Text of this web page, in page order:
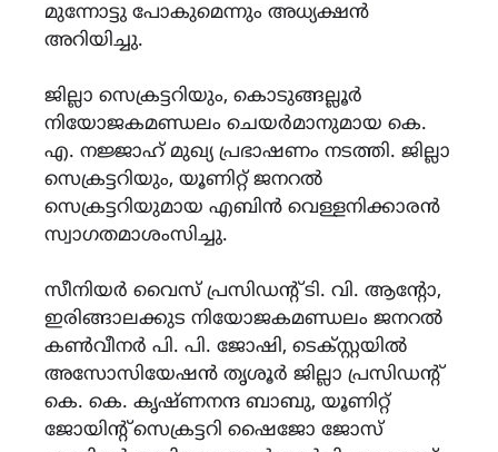
മുന്നോട്ടു പോകുമെന്നും അധ്യക്ഷൻ
അറിയിച്ചു.
ജില്ലാ സെക്രട്ടറിയും, കൊടുങ്ങല്ലൂർ
നിയോജകമണ്ഡലം ചെയർമാനുമായ കെ.
എ. നജ്ജാഹ് മുഖ്യ പ്രഭാഷണം നടത്തി. ജില്ലാ
സെക്രട്ടറിയും, യൂണിറ്റ് ജനറൽ
സെക്രട്ടറിയുമായ എബിൻ വെള്ളനിക്കാരൻ
സ്വാഗതമാശംസിച്ചു.
സീനിയർ വൈസ് പ്രസിഡന്റ്‌ ടി. വി. ആന്റോ,
ഇരിങ്ങാലക്കുട നിയോജകമണ്ഡലം ജനറൽ
കൺവീനർ പി. പി. ജോഷി, ടെക്സ്റ്റയിൽ
അസോസിയേഷൻ തൃശൂർ ജില്ലാ പ്രസിഡന്റ്‌
കെ. കെ. കൃഷ്ണനന്ദ ബാബു, യൂണിറ്റ്
ജോയിന്റ് സെക്രട്ടറി ഷൈജോ ജോസ്